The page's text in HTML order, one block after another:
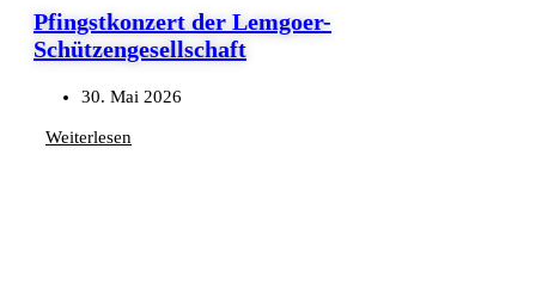
Pfingstkonzert der Lemgoer-
Schützengesellschaft
30. Mai 2026
Weiterlesen